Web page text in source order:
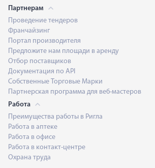
Партнерам
Проведение тендеров
Франчайзинг
Портал производителя
Предложите нам площади в аренду
Отбор поставщиков
Документация по API
Собственные Торговые Марки
Партнерская программа для веб-мастеров
Работа
Преимущества работы в Ригла
Работа в аптеке
Работа в офисе
Работа в контакт-центре
Охрана труда